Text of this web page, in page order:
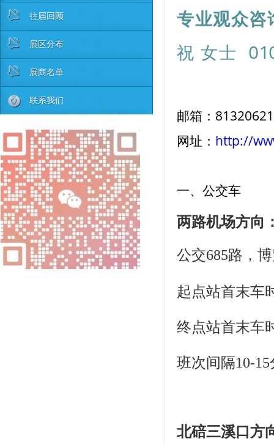
往届回顾
展区分布
展商名单
联系我们
专业观众咨
祝 女士
邮箱：
网址： http://
一、公交车
两路机场方向
公交685路，
起点站首末车
终点站首末车
班次间隔10-
北碚三溪口方